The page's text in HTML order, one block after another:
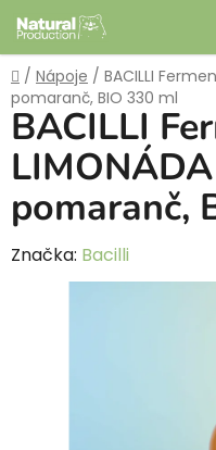
na
obsah
Domov
/ Nápoje / BACILLI
pomaranč, BIO 330 ml
BACILLI
pomaranč,
Značka: Bacilli